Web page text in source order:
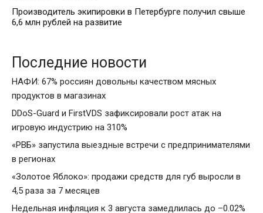
Производитель экипировки в Петербурге получил свыше
6,6 млн рублей на развитие
Последние новости
НАФИ: 67% россиян довольны качеством мясных
продуктов в магазинах
DDoS-Guard и FirstVDS зафиксировали рост атак на
игровую индустрию на 310%
«РВБ» запустила выездные встречи с предпринимателями
в регионах
«Золотое Яблоко»: продажи средств для губ выросли в
4,5 раза за 7 месяцев
Недельная инфляция к 3 августа замедлилась до –0.02%